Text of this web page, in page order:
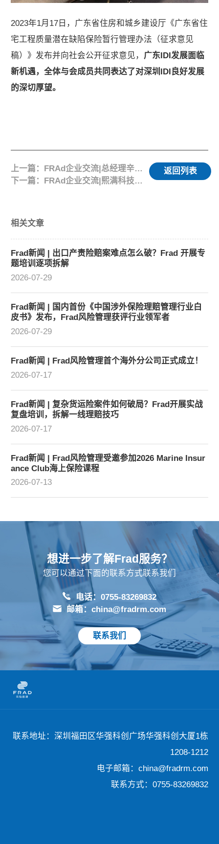
2023年1月17日，广东省住房和城乡建设厅《广东省住
宅工程质量潜在缺陷保险暂行管理办法（征求意见
稿）》发布并向社会公开征求意见， 广东IDI发展面临
新机遇，全体与会成员共同表达了对深圳IDI良好发展
的深切厚望。
上一篇：FRAd企业交流|总经理辛思健与Nilesh先生在香港会谈，推进业务合作及海外服务能力提升
下一篇：FRAd企业交流|熙满科技深圳公司来访
返回列表
相关文章
Frad新闻 | 出口产责险赔案难点怎么破？Frad 开展专
题培训逐项拆解
2026-07-29
Frad新闻 | 国内首份《中国涉外保险理赔管理行业白
皮书》发布，Frad风险管理获评行业领军者
2026-07-29
Frad新闻 | Frad风险管理首个海外分公司正式成立！
2026-07-17
Frad新闻 | 复杂货运险案件如何破局？Frad开展实战
复盘培训，拆解一线理赔技巧
2026-07-17
Frad新闻 | Frad风险管理受邀参加2026 Marine Insur
ance Club海上保险课程
2026-07-13
想进一步了解Frad服务？
您可以通过下面的联系方式联系我们
电话：0755-83269832
邮箱：china@fradrm.com
联系我们
联系地址：深圳福田区华强科创广场华强科创大厦1栋
1208-1212
电子邮箱：china@fradrm.com
联系方式：0755-83269832